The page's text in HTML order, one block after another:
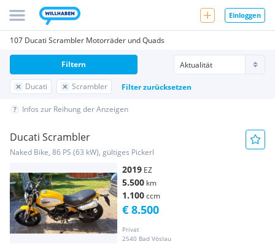
Einloggen
107 Ducati Scrambler Motorräder und Quads
Ducati Scrambler Filter zurücksetzen
Filtern
Infos zur Reihung der Anzeigen
Ducati Scrambler
Naked Bike, 86 PS (63 kW), gültiges Pickerl
2019 EZ
5.500 km
1.100ccm
Privat
2540 Bad Vöslau
€ 8.500